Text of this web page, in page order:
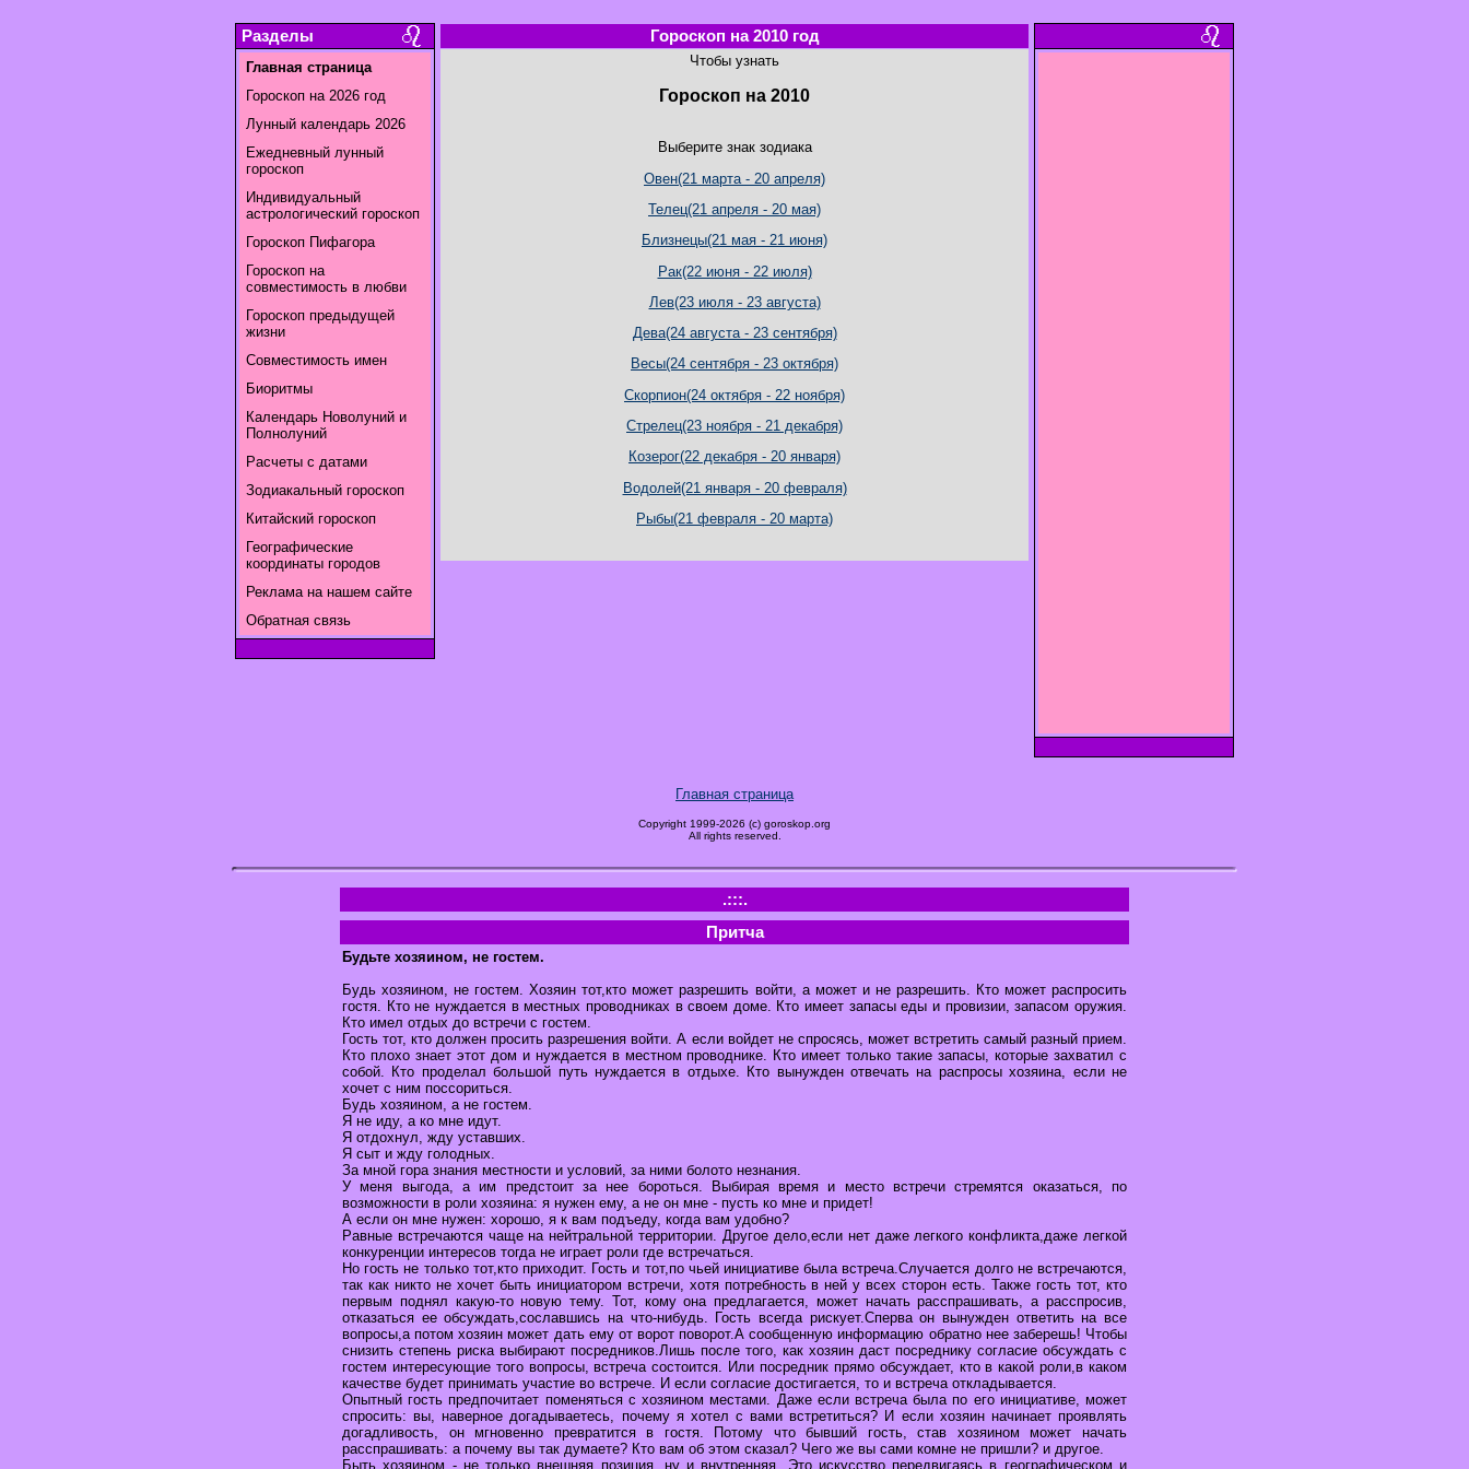
Разделы
Главная страница
Гороскоп на 2026 год
Лунный календарь 2026
Ежедневный лунный
гороскоп
Индивидуальный
астрологический гороскоп
Гороскоп Пифагора
Гороскоп на
совместимость в любви
Гороскоп предыдущей
жизни
Совместимость имен
Биоритмы
Календарь Новолуний и
Полнолуний
Расчеты с датами
Зодиакальный гороскоп
Китайский гороскоп
Географические
координаты городов
Реклама на нашем сайте
Обратная связь
Гороскоп на 2010 год
Чтобы узнать
Гороскоп на 2010
Выберите знак зодиака
Овен(21 марта - 20 апреля)
Телец(21 апреля - 20 мая)
Близнецы(21 мая - 21 июня)
Рак(22 июня - 22 июля)
Лев(23 июля - 23 августа)
Дева(24 августа - 23 сентября)
Весы(24 сентября - 23 октября)
Скорпион(24 октября - 22 ноября)
Стрелец(23 ноября - 21 декабря)
Козерог(22 декабря - 20 января)
Водолей(21 января - 20 февраля)
Рыбы(21 февраля - 20 марта)
Главная страница
Copyright 1999-2026 (c) goroskop.org
All rights reserved.
.:::.
Притча
Будьте хозяином, не гостем.
Будь хозяином, не гостем. Хозяин тот,кто может разрешить войти, а может и не разрешить. Кто может распросить
гостя. Кто не нуждается в местных проводниках в своем доме. Кто имеет запасы еды и провизии, запасом оружия.
Кто имел отдых до встречи с гостем.
Гость тот, кто должен просить разрешения войти. А если войдет не спросясь, может встретить самый разный прием.
Кто плохо знает этот дом и нуждается в местном проводнике. Кто имеет только такие запасы, которые захватил с
собой. Кто проделал большой путь нуждается в отдыхе. Кто вынужден отвечать на распросы хозяина, если не
хочет с ним поссориться.
Будь хозяином, а не гостем.
Я не иду, а ко мне идут.
Я отдохнул, жду уставших.
Я сыт и жду голодных.
За мной гора знания местности и условий, за ними болото незнания.
У меня выгода, а им предстоит за нее бороться. Выбирая время и место встречи стремятся оказаться, по
возможности в роли хозяина: я нужен ему, а не он мне - пусть ко мне и придет!
А если он мне нужен: хорошо, я к вам подъеду, когда вам удобно?
Равные встречаются чаще на нейтральной территории. Другое дело,если нет даже легкого конфликта,даже легкой
конкуренции интересов тогда не играет роли где встречаться.
Но гость не только тот,кто приходит. Гость и тот,по чьей инициативе была встреча.Случается долго не встречаются,
так как никто не хочет быть инициатором встречи, хотя потребность в ней у всех сторон есть. Также гость тот, кто
первым поднял какую-то новую тему. Тот, кому она предлагается, может начать расспрашивать, а расспросив,
отказаться ее обсуждать,сославшись на что-нибудь. Гость всегда рискует.Сперва он вынужден ответить на все
вопросы,а потом хозяин может дать ему от ворот поворот.А сообщенную информацию обратно нее заберешь! Чтобы
снизить степень риска выбирают посредников.Лишь после того, как хозяин даст посреднику согласие обсуждать с
гостем интересующие того вопросы, встреча состоится. Или посредник прямо обсуждает, кто в какой роли,в каком
качестве будет принимать участие во встрече. И если согласие достигается, то и встреча откладывается.
Опытный гость предпочитает поменяться с хозяином местами. Даже если встреча была по его инициативе, может
спросить: вы, наверное догадываетесь, почему я хотел с вами встретиться? И если хозяин начинает проявлять
догадливость, он мгновенно превратится в гостя. Потому что бывший гость, став хозяином может начать
расспрашивать: а почему вы так думаете? Кто вам об этом сказал? Чего же вы сами комне не пришли? и другое.
Быть хозяином - не только внешняя позиция, ну и внутренняя. Это искусство передвигаясь в географическом и